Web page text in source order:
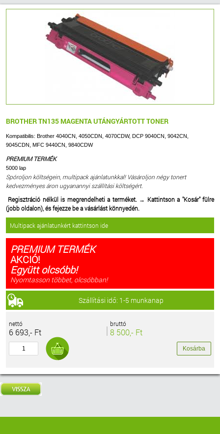
BROTHER TN135 MAGENTA UTÁNGYÁRTOTT TONER
Kompatibilis: Brother 4040CN, 4050CDN, 4070CDW, DCP 9040CN, 9042CN,
9045CDN, MFC 9440CN, 9840CDW
PREMIUM TERMÉK
5000 lap
Spóroljon költségein, multipack ajánlatunkkal! Vásároljon négy tonert
kedvezményes áron ugyanannyi szállítási költségért.
Regisztráció nélkül is megrendelheti a terméket. → Kattintson a "Kosár" fülre
(jobb oldalon), és fejezze be a vásárlást könnyedén.
Multipack ajánlatunkért kattintson ide
PREMIUM TERMÉK
AKCIÓ!
Együtt olcsóbb!
Nyomtasson többet, olcsóbban!
Szállítási idő: 1-5 munkanap
nettó
6 693,- Ft
bruttó
8 500,- Ft